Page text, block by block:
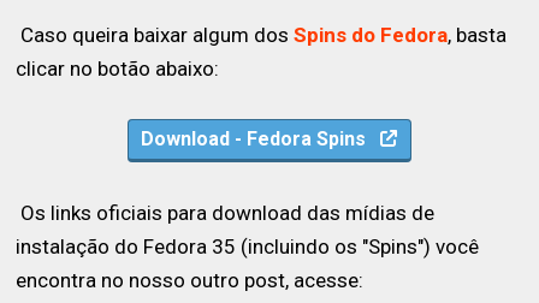
Caso queira baixar algum dosSpins do Fedora, basta
clicar no botão abaixo:
Download - Fedora Spins
Os links oficiais para download das mídias de
instalação do Fedora 35 (incluindo os "Spins") você
encontra no nosso outro post, acesse: